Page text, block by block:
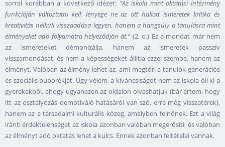
sorral korábban a következő idézet: “Az iskola mint oktatási intézmény
funkcióján változtatni kell: lényege ne az ott hallott ismeretek kritika és
kreativitás nélküli visszaadása legyen, hanem a hangsúly a tanulásra mint
élményeket adó folyamatra helyeződjön át.”(2. o.) Ez a mondat már nem
az ismereteket démonizálja, hanem az ismeretek passzív
visszamondását, és nem a képességeket állítja ezzel szembe, hanem az
élményt. Valóban az élmény lehet az, ami megtöri a tanulók generációs
és szociális buborékját. Úgy vélem, a kíváncsiságot nem az iskola öli ki a
gyerekekből, ahogy ugyanezen az oldalon olvashatjuk (bár értem, hogy
itt az osztályozás demotiváló hatásáról van szó, erre még visszatérek),
hanem az a társadalmi-kulturális közeg, amelyben felnőnek. Ezt a világ
iránti érdektelenséget az iskola azonban valóban megerősíti, és valóban
az élményt adó oktatás lehet a kulcs. Ennek azonban feltételei vannak.